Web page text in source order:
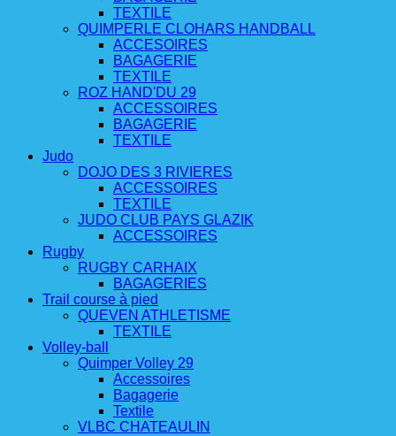
TEXTILE
QUIMPERLE CLOHARS HANDBALL
ACCESOIRES
BAGAGERIE
TEXTILE
ROZ HAND'DU 29
ACCESSOIRES
BAGAGERIE
TEXTILE
Judo
DOJO DES 3 RIVIERES
ACCESSOIRES
TEXTILE
JUDO CLUB PAYS GLAZIK
ACCESSOIRES
Rugby
RUGBY CARHAIX
BAGAGERIES
Trail course à pied
QUEVEN ATHLETISME
TEXTILE
Volley-ball
Quimper Volley 29
Accessoires
Bagagerie
Textile
VLBC CHATEAULIN